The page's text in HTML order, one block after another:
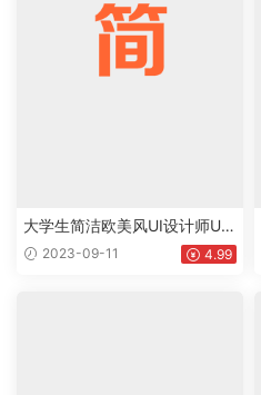
大学生简洁欧美风UI设计师UX
设计师个人英文简历Word模板
2023-09-11 4.99